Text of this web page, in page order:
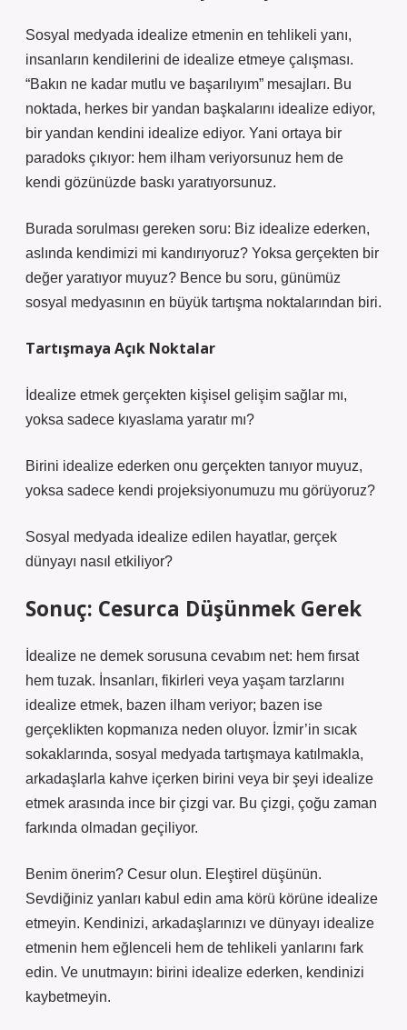
Sosyal medyada idealize etmenin en tehlikeli yanı,
insanların kendilerini de idealize etmeye çalışması.
“Bakın ne kadar mutlu ve başarılıyım” mesajları. Bu
noktada, herkes bir yandan başkalarını idealize ediyor,
bir yandan kendini idealize ediyor. Yani ortaya bir
paradoks çıkıyor: hem ilham veriyorsunuz hem de
kendi gözünüzde baskı yaratıyorsunuz.
Burada sorulması gereken soru: Biz idealize ederken,
aslında kendimizi mi kandırıyoruz? Yoksa gerçekten bir
değer yaratıyor muyuz? Bence bu soru, günümüz
sosyal medyasının en büyük tartışma noktalarından biri.
Tartışmaya Açık Noktalar
İdealize etmek gerçekten kişisel gelişim sağlar mı,
yoksa sadece kıyaslama yaratır mı?
Birini idealize ederken onu gerçekten tanıyor muyuz,
yoksa sadece kendi projeksiyonumuzu mu görüyoruz?
Sosyal medyada idealize edilen hayatlar, gerçek
dünyayı nasıl etkiliyor?
Sonuç: Cesurca Düşünmek Gerek
İdealize ne demek sorusuna cevabım net: hem fırsat
hem tuzak. İnsanları, fikirleri veya yaşam tarzlarını
idealize etmek, bazen ilham veriyor; bazen ise
gerçeklikten kopmanıza neden oluyor. İzmir’in sıcak
sokaklarında, sosyal medyada tartışmaya katılmakla,
arkadaşlarla kahve içerken birini veya bir şeyi idealize
etmek arasında ince bir çizgi var. Bu çizgi, çoğu zaman
farkında olmadan geçiliyor.
Benim önerim? Cesur olun. Eleştirel düşünün.
Sevdiğiniz yanları kabul edin ama körü körüne idealize
etmeyin. Kendinizi, arkadaşlarınızı ve dünyayı idealize
etmenin hem eğlenceli hem de tehlikeli yanlarını fark
edin. Ve unutmayın: birini idealize ederken, kendinizi
kaybetmeyin.